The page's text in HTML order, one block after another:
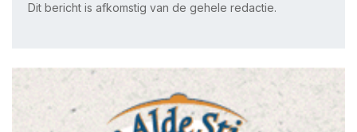
Dit bericht is afkomstig van de gehele redactie.